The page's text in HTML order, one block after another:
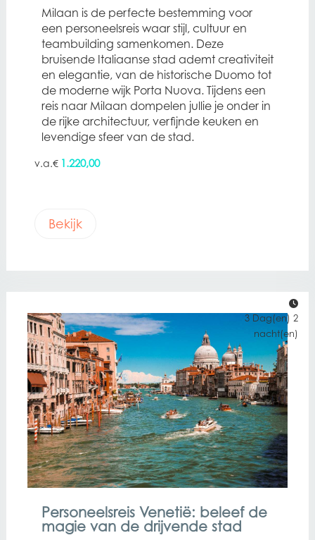
Milaan is de perfecte bestemming voor
een personeelsreis waar stijl, cultuur en
teambuilding samenkomen. Deze
bruisende Italiaanse stad ademt creativiteit
en elegantie, van de historische Duomo tot
de moderne wijk Porta Nuova. Tijdens een
reis naar Milaan dompelen jullie je onder in
de rijke architectuur, verfijnde keuken en
levendige sfeer van de stad.
€ 1.220,00
Bekijk
Personeelsreis Venetië: beleef de
magie van de drijvende stad
3 Dag(en) 2
nacht(en)